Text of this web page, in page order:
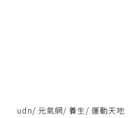
udn/ 元氣網/ 養生/ 運動天地